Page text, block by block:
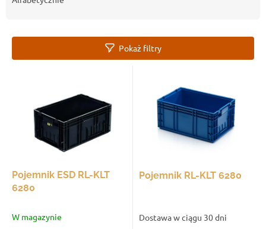
w
Pokaż filtry
u
Pojemnik ESD RL-KLT
6280
W magazynie
Pojemnik RL-KLT 6280
Dostawa w ciągu 30 dni